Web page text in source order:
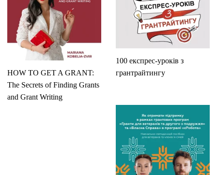
100 експрес-уроків з
грантрайтингу
HOW TO GET A GRANT:
The Secrets of Finding Grants
and Grant Writing